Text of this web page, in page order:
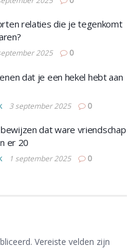
relaties die je tegenkomt
2025 0
dat je een hekel hebt aan
3 september 2025 0
dat ware vriendschap
er 20
1 september 2025 0
Vereiste velden zijn